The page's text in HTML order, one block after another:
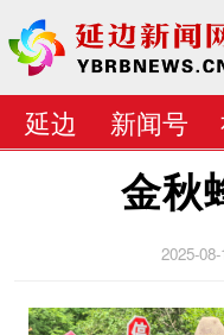
延边 新闻号
金秋
2025-08-